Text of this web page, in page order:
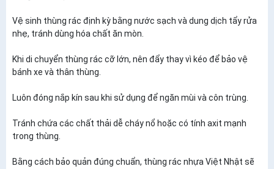
Vệ sinh thùng rác định kỳ bằng nước sạch và dung dịch tẩy rửa
nhẹ, tránh dùng hóa chất ăn mòn.
Khi di chuyển thùng rác cỡ lớn, nên đẩy thay vì kéo để bảo vệ
bánh xe và thân thùng.
Luôn đóng nắp kín sau khi sử dụng để ngăn mùi và côn trùng.
Tránh chứa các chất thải dễ cháy nổ hoặc có tính axit mạnh
trong thùng.
Bằng cách bảo quản đúng chuẩn, thùng rác nhựa Việt Nhật sẽ